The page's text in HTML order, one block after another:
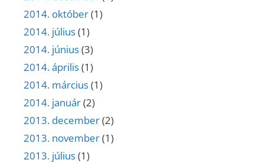
2014. október(1)
2014. július(1)
2014. június(3)
2014. április(1)
2014. március(1)
2014. január(2)
2013. december(2)
2013. november(1)
2013. július(1)